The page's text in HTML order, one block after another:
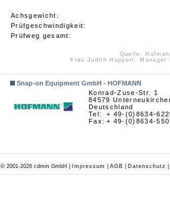
Achsgewicht:
Prüfgeschwindigkeit:
Prüfweg gesamt:
Quelle:
Frau Judith Huppert, Manager
Snap-on Equipment GmbH - HOFMANN
Konrad-Zuse-Str. 1
84579
Deutschland
Tel:
Fax:
+ 49-(0)8634-
+ 49-(0)8634-
© 2001-2026 cdmm GmbH | Impressum AGB Datenschutz